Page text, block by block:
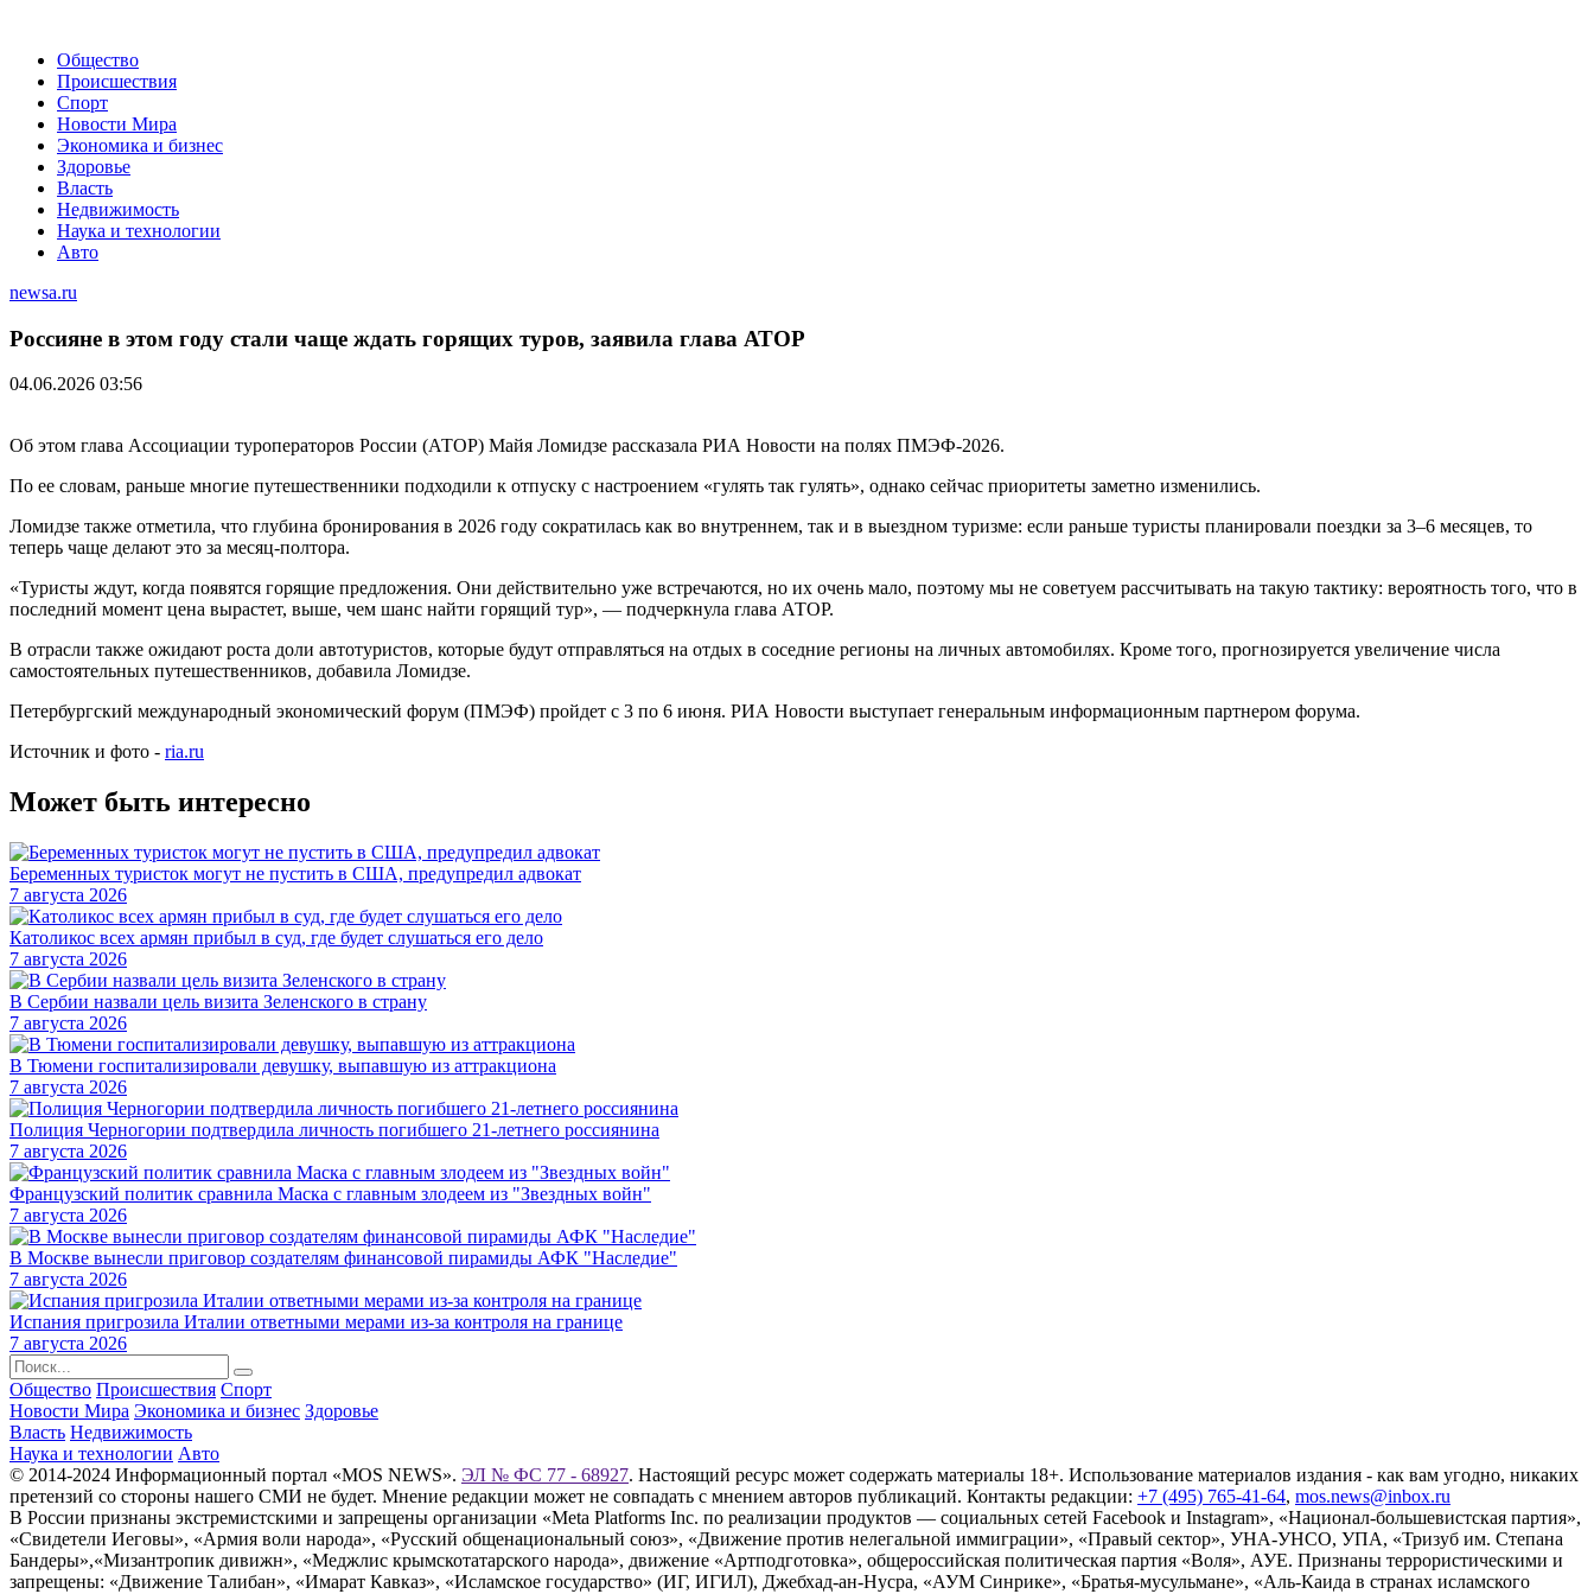
Общество
Происшествия
Спорт
Новости Мира
Экономика и бизнес
Здоровье
Власть
Недвижимость
Наука и технологии
Авто
newsa.ru
Россияне в этом году стали чаще ждать горящих туров, заявила глава АТОР
04.06.2026 03:56
Об этом глава Ассоциации туроператоров России (АТОР) Майя Ломидзе рассказала РИА Новости на полях ПМЭФ-2026.
По ее словам, раньше многие путешественники подходили к отпуску с настроением «гулять так гулять», однако сейчас приоритеты заметно изменились.
Ломидзе также отметила, что глубина бронирования в 2026 году сократилась как во внутреннем, так и в выездном туризме: если раньше туристы планировали поездки за 3–6 месяцев, то
теперь чаще делают это за месяц-полтора.
«Туристы ждут, когда появятся горящие предложения. Они действительно уже встречаются, но их очень мало, поэтому мы не советуем рассчитывать на такую тактику: вероятность того, что в
последний момент цена вырастет, выше, чем шанс найти горящий тур», — подчеркнула глава АТОР.
В отрасли также ожидают роста доли автотуристов, которые будут отправляться на отдых в соседние регионы на личных автомобилях. Кроме того, прогнозируется увеличение числа
самостоятельных путешественников, добавила Ломидзе.
Петербургский международный экономический форум (ПМЭФ) пройдет с 3 по 6 июня. РИА Новости выступает генеральным информационным партнером форума.
Источник и фото - ria.ru
Может быть интересно
Беременных туристок могут не пустить в США, предупредил адвокат
7 августа 2026
Католикос всех армян прибыл в суд, где будет слушаться его дело
7 августа 2026
В Сербии назвали цель визита Зеленского в страну
7 августа 2026
В Тюмени госпитализировали девушку, выпавшую из аттракциона
7 августа 2026
Полиция Черногории подтвердила личность погибшего 21-летнего россиянина
7 августа 2026
Французский политик сравнила Маска с главным злодеем из "Звездных войн"
7 августа 2026
В Москве вынесли приговор создателям финансовой пирамиды АФК "Наследие"
7 августа 2026
Испания пригрозила Италии ответными мерами из-за контроля на границе
7 августа 2026
Общество Происшествия Спорт
Новости Мира Экономика и бизнес Здоровье
Власть Недвижимость
Наука и технологии Авто
© 2014-2024 Информационный портал «MOS NEWS». ЭЛ № ФС 77 - 68927. Настоящий ресурс может содержать материалы 18+. Использование материалов издания - как вам угодно, никаких
претензий со стороны нашего СМИ не будет. Мнение редакции может не совпадать с мнением авторов публикаций. Контакты редакции: +7 (495) 765-41-64, mos.news@inbox.ru
В России признаны экстремистскими и запрещены организации «Meta Platforms Inc. по реализации продуктов — социальных сетей Facebook и Instagram», «Национал-большевистская партия»,
«Свидетели Иеговы», «Армия воли народа», «Русский общенациональный союз», «Движение против нелегальной иммиграции», «Правый сектор», УНА-УНСО, УПА, «Тризуб им. Степана
Бандеры»,«Мизантропик дивижн», «Меджлис крымскотатарского народа», движение «Артподготовка», общероссийская политическая партия «Воля», АУЕ. Признаны террористическими и
запрещены: «Движение Талибан», «Имарат Кавказ», «Исламское государство» (ИГ, ИГИЛ), Джебхад-ан-Нусра, «АУМ Синрике», «Братья-мусульмане», «Аль-Каида в странах исламского